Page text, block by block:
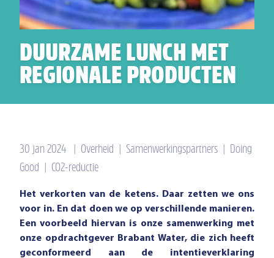
DUURZAME LUNCH MET
REGIONALE PRODUCTEN
30 jan 2024 | Overheid | Samenwerkingspartners | Doing
Good | CO2-reductie
Het verkorten van de ketens. Daar zetten we ons
voor in. En dat doen we op verschillende manieren.
Een voorbeeld hiervan is onze samenwerking met
onze opdrachtgever Brabant Water, die zich heeft
geconformeerd aan de intentieverklaring